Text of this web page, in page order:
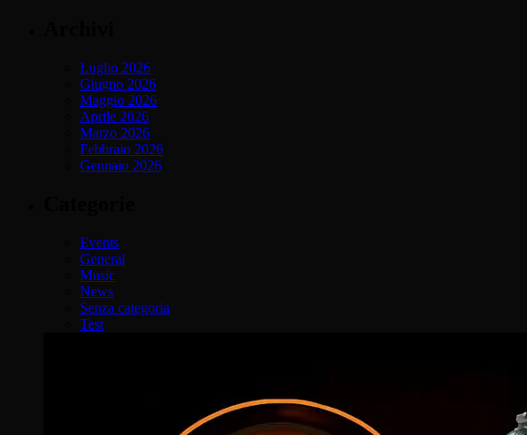
Luglio 2026
Giugno 2026
Maggio 2026
Aprile 2026
Marzo 2026
Febbraio 2026
Gennaio 2026
Events
General
Music
News
Senza categoria
Test